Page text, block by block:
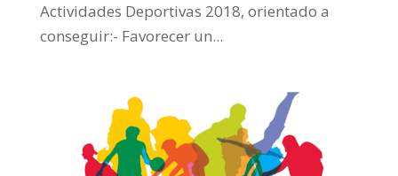
Actividades Deportivas 2018, orientado a
conseguir:- Favorecer un...